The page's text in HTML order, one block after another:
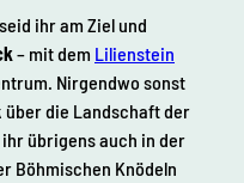
ihr am Ziel und
– mit dem Lilienstein
Nirgendwo sonst
über die Landschaft der
übrigens auch in der
Böhmischen Knödeln